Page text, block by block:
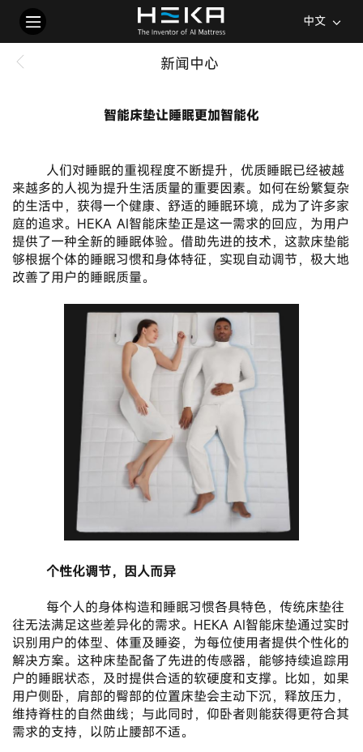
中文
新闻中心
智能床垫让睡眠更加智能化
来越多的人视为提升生活质量的重要因素。如何在纷繁复杂
的生活中，获得一个健康、舒适的睡眠环境，成为了许多家
庭的追求。HEKA AI智能床垫正是这一需求的回应，为用户
提供了一种全新的睡眠体验。借助先进的技术，这款床垫能
够根据个体的睡眠习惯和身体特征，实现自动调节，极大地
改善了用户的睡眠质量。
个性化调节，因人而异
往无法满足这些差异化的需求。HEKA AI智能床垫通过实时
识别用户的体型、体重及睡姿，为每位使用者提供个性化的
解决方案。这种床垫配备了先进的传感器，能够持续追踪用
户的睡眠状态，及时提供合适的软硬度和支撑。比如，如果
用户侧卧，肩部的臀部的位置床垫会主动下沉，释放压力，
维持脊柱的自然曲线；与此同时，仰卧者则能获得更符合其
需求的支持，以防止腰部不适。